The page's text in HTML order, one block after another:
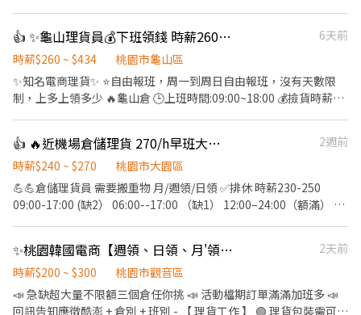
後調夜班 ⭐️上班日期可自選(固定) 👉 有意應徵者，請主動投遞履歷
或洽詢 🔽🔽🔽如何應徵?🔽🔽🔽 👉快速連結：
【https://lin.ee/L61OXnF】 或者 賴ID：@nhy5896h 👉截圖職缺
文 👉私訊留下 【姓名、電話、應徵桃園美光、找霍專員應徵】
👍 ✨龜山理貨員💰下班領錢 時薪260元✅單日報班✨
6天前
時薪$260 ~ $434
桃園市龜山區
✨知名電商理貨✨ ⭐自由報班，周一到周日自由報班，沒有天數限
制，上多上領多少 🔥龜山倉 🕒上班時間:09:00~18:00 💰撿貨時薪
薪260 🕒上班時間:00:00~08:00 💰理貨時薪260 📌地址:桃園市龜山
區頂湖二街66巷25號 💰領薪方式 ⭐隔日匯全薪(僅匯款) 📲聯絡方
式： L I N E : @402zmtgy (記得+@) https://lin.ee/Vk30u6I 點連結
即可加入 電話：0966889258
👍 🔥近機場倉儲理貨 270/h早班大夜班🔥
2週前
時薪$240 ~ $270
桃園市大園區
💪💪倉儲理貨員 需要搬重物 月/週領/日領 ✅排休 時薪230-250
09:00-17:00 (缺2） 06:00--17:00 （缺1） 12:00–24:00（額滿） /
第一個月獎金3000 第三個月獎金6000 🔥介紹獎金 每介紹一人出勤
時數*7 Ex:王大明 7月工時170小時 170*7=1190。 （介紹人與被介
紹在職且當月工時120小時以上即有效） 沒有介紹人數上限
✨桃園韓國電商【週領、日領、月'領、現金、匯款】【假日班皆有】交通車🩷
2天前
時薪$200 ~ $300
桃園市觀音區
📣 急缺超大量不限額三個倉任你挑 📣 活動檔期訂單滿滿加班多 📣
回訊告知應徵酷澎 + 倉別 + 班別 - 【 理貨工作 】 🟢 理貨包裝需可接